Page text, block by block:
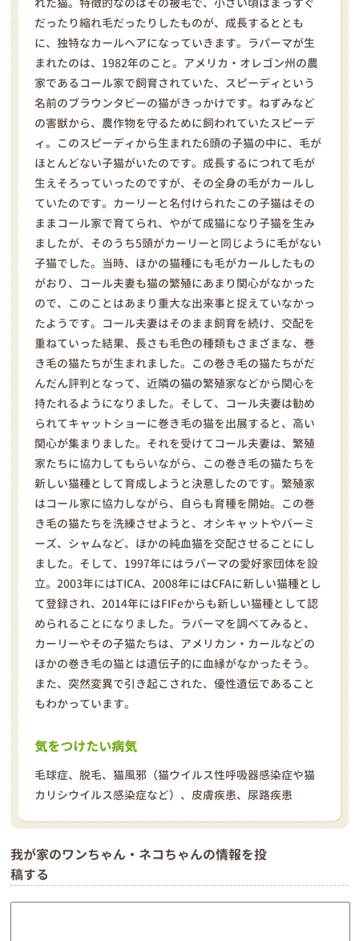
れた猫。特徴的なのはその被毛で、小さい頃はまっすぐ
だったり縮れ毛だったりしたものが、成長するととも
に、独特なカールヘアになっていきます。ラパーマが生
まれたのは、1982年のこと。アメリカ・オレゴン州の農
家であるコール家で飼育されていた、スピーディという
名前のブラウンタビーの猫がきっかけです。ねずみなど
の害獣から、農作物を守るために飼われていたスピーデ
ィ。このスピーディから生まれた6頭の子猫の中に、毛が
ほとんどない子猫がいたのです。成長するにつれて毛が
生えそろっていったのですが、その全身の毛がカールし
ていたのです。カーリーと名付けられたこの子猫はその
ままコール家で育てられ、やがて成猫になり子猫を生み
ましたが、そのうち5頭がカーリーと同じように毛がない
子猫でした。当時、ほかの猫種にも毛がカールしたもの
がおり、コール夫妻も猫の繁殖にあまり関心がなかった
ので、このことはあまり重大な出来事と捉えていなかっ
たようです。コール夫妻はそのまま飼育を続け、交配を
重ねていった結果、長さも毛色の種類もさまざまな、巻
き毛の猫たちが生まれました。この巻き毛の猫たちがだ
んだん評判となって、近隣の猫の繁殖家などから関心を
持たれるようになりました。そして、コール夫妻は勧め
られてキャットショーに巻き毛の猫を出展すると、高い
関心が集まりました。それを受けてコール夫妻は、繁殖
家たちに協力してもらいながら、この巻き毛の猫たちを
新しい猫種として育成しようと決意したのです。繁殖家
はコール家に協力しながら、自らも育種を開始。この巻
き毛の猫たちを洗練させようと、オシキャットやバーミ
ーズ、シャムなど、ほかの純血猫を交配させることにし
ました。そして、1997年にはラパーマの愛好家団体を設
立。2003年にはTICA、2008年にはCFAに新しい猫種とし
て登録され、2014年にはFIFeからも新しい猫種として認
められることになりました。ラパーマを調べてみると、
カーリーやその子猫たちは、アメリカン・カールなどの
ほかの巻き毛の猫とは遺伝子的に血縁がなかったそう。
また、突然変異で引き起こされた、優性遺伝であること
もわかっています。
気をつけたい病気
毛球症、脱毛、猫風邪（猫ウイルス性呼吸器感染症や猫
カリシウイルス感染症など）、皮膚疾患、尿路疾患
我が家のワンちゃん・ネコちゃんの情報を投
稿する